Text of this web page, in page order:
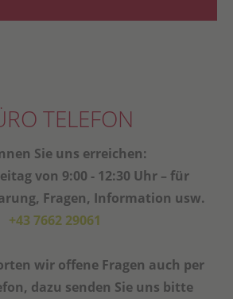
TELEFON
Sie uns erreichen:
von 9:00 - 12:30 Uhr – für
Fragen, Information usw.
+43 7662 29061
wir offene Fragen auch per
dazu senden Sie uns bitte